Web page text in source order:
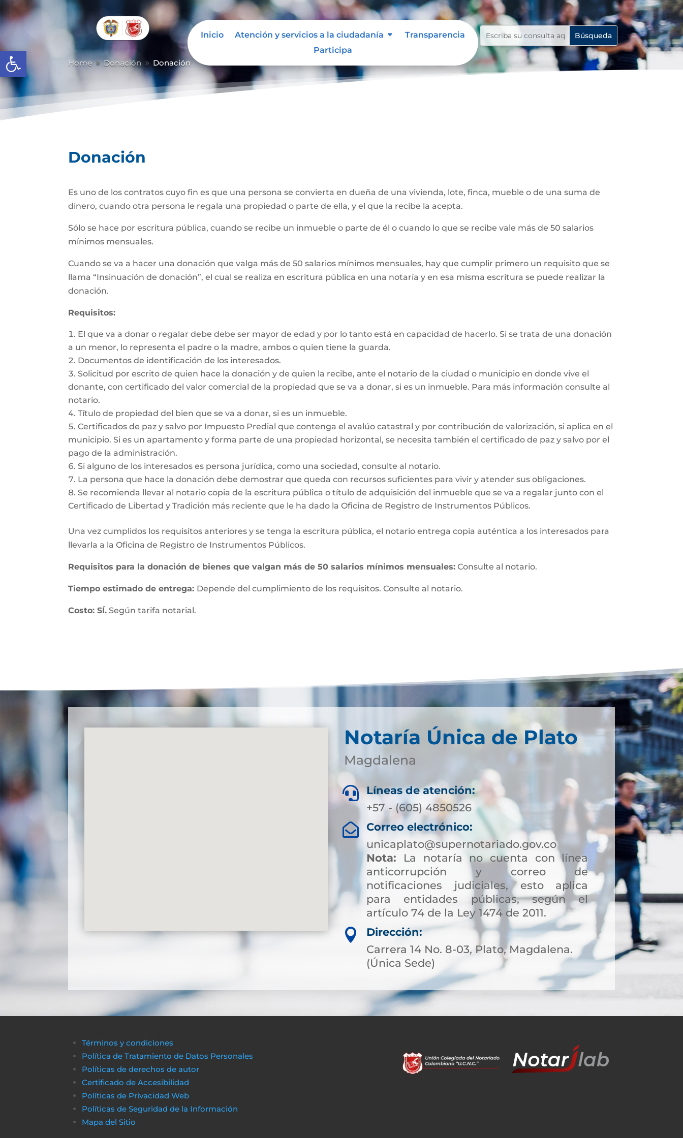
Abrir barra de herramientas
Inicio Atención y servicios a la ciudadanía
Transparencia
Participa
Home 9 Donación 9 Donación
Donación
Es uno de los contratos cuyo fin es que una persona se convierta en dueña de una vivienda, lote, finca, mueble o de una suma de
dinero, cuando otra persona le regala una propiedad o parte de ella, y el que la recibe la acepta.
Sólo se hace por escritura pública, cuando se recibe un inmueble o parte de él o cuando lo que se recibe vale más de 50 salarios
mínimos mensuales.
Cuando se va a hacer una donación que valga más de 50 salarios mínimos mensuales, hay que cumplir primero un requisito que se
llama “Insinuación de donación”, el cual se realiza en escritura pública en una notaría y en esa misma escritura se puede realizar la
donación.
Requisitos:
El que va a donar o regalar debe debe ser mayor de edad y por lo tanto está en capacidad de hacerlo. Si se trata de una donación
a un menor, lo representa el padre o la madre, ambos o quien tiene la guarda.
Documentos de identificación de los interesados.
Solicitud por escrito de quien hace la donación y de quien la recibe, ante el notario de la ciudad o municipio en donde vive el
donante, con certificado del valor comercial de la propiedad que se va a donar, si es un inmueble. Para más información consulte al
notario.
Título de propiedad del bien que se va a donar, si es un inmueble.
Certificados de paz y salvo por Impuesto Predial que contenga el avalúo catastral y por contribución de valorización, si aplica en el
municipio. Si es un apartamento y forma parte de una propiedad horizontal, se necesita también el certificado de paz y salvo por el
pago de la administración.
Si alguno de los interesados es persona jurídica, como una sociedad, consulte al notario.
La persona que hace la donación debe demostrar que queda con recursos suficientes para vivir y atender sus obligaciones.
Se recomienda llevar al notario copia de la escritura pública o título de adquisición del inmueble que se va a regalar junto con el
Certificado de Libertad y Tradición más reciente que le ha dado la Oficina de Registro de Instrumentos Públicos.
Una vez cumplidos los requisitos anteriores y se tenga la escritura pública, el notario entrega copia auténtica a los interesados para
llevarla a la Oficina de Registro de Instrumentos Públicos.
Requisitos para la donación de bienes que valgan más de 50 salarios mínimos mensuales: Consulte al notario.
Tiempo estimado de entrega: Depende del cumplimiento de los requisitos. Consulte al notario.
Costo: SÍ. Según tarifa notarial.
Notaría Única de Plato
Magdalena
 Líneas de atención:
+57 - (605) 4850526

Correo electrónico:
unicaplato@supernotariado.gov.co
Nota: La notaría no cuenta con línea
anticorrupción y correo de
notificaciones judiciales, esto aplica
para entidades públicas, según el
artículo 74 de la Ley 1474 de 2011.

Dirección:
Carrera 14 No. 8-03, Plato, Magdalena.
(Única Sede)
Términos y condiciones
Política de Tratamiento de Datos Personales
Políticas de derechos de autor
Certificado de Accesibilidad
Políticas de Privacidad Web
Políticas de Seguridad de la Información
Mapa del Sitio